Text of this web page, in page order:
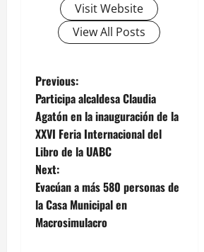
Visit Website
View All Posts
P
o
s
t
n
a
Previous:
Participa alcaldesa Claudia
Agatón en la inauguración de la
XXVI Feria Internacional del
Libro de la UABC
Next:
Evacúan a más 580 personas de
la Casa Municipal en
Macrosimulacro